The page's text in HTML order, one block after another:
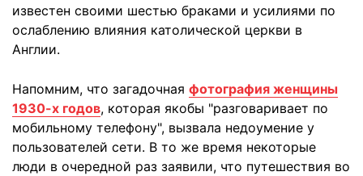
известен своими шестью браками и усилиями по
ослаблению влияния католической церкви в
Англии.
Напомним, что загадочная фотография женщины
1930-х годов, которая якобы "разговаривает по
мобильному телефону", вызвала недоумение у
пользователей сети. В то же время некоторые
люди в очередной раз заявили, что путешествия во